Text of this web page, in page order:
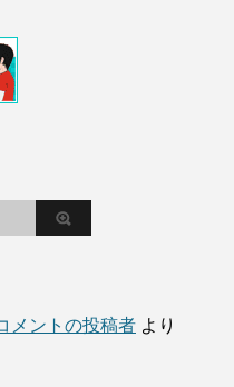
メントの投稿者 より